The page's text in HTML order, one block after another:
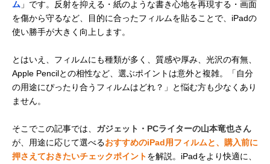
ム 」です。反射を抑える・紙のような書き心地を再現する・画面
を傷から守るなど、目的に合ったフィルムを貼ることで、iPadの
使い勝手が大きく向上します。
とはいえ、フィルムにも種類が多く、質感や厚み、光沢の有無、
Apple Pencilとの相性など、選ぶポイントは意外と複雑。「自分
の用途にぴったり合うフィルムはどれ？」と悩む方も少なくあり
ません。
そこでこの記事では、 ガジェット・PCライターの山本竜也さん
が、用途に応じて選べるおすすめのiPad用フィルムと、購入前に
押さえておきたいチェックポイントを解説。iPadをより快適に、